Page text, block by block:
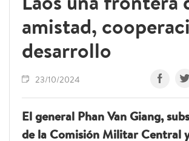
amistad,
desarrollo
23/10/2024
El general Phan Van Giang,
de la Comisión Militar Central